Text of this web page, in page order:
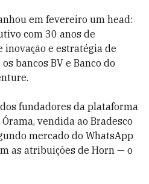
em fevereiro um head:
com 30 anos de
inovação e estratégia de
bancos BV e Banco do
fundadores da plataforma
vendida ao Bradesco
mercado do WhatsApp
as atribuições de Horn — o